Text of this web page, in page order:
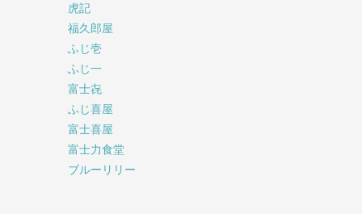
虎記
福久郎屋
ふじ壱
ふじ一
富士㐂
ふじ喜屋
富士喜屋
富士力食堂
ブルーリリー